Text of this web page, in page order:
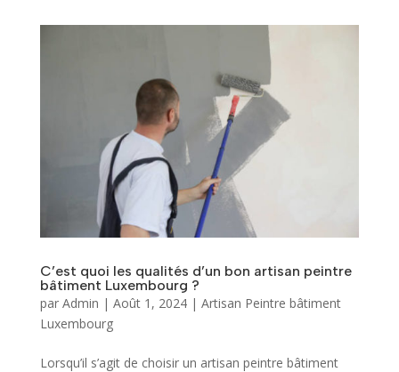
C’est quoi les qualités d’un bon artisan peintre
bâtiment Luxembourg ?
par Admin | Août 1, 2024| Artisan Peintre bâtiment
Luxembourg
Lorsqu’il s’agit de choisir un artisan peintre bâtiment